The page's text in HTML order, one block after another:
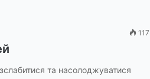
117
та насолоджуватися